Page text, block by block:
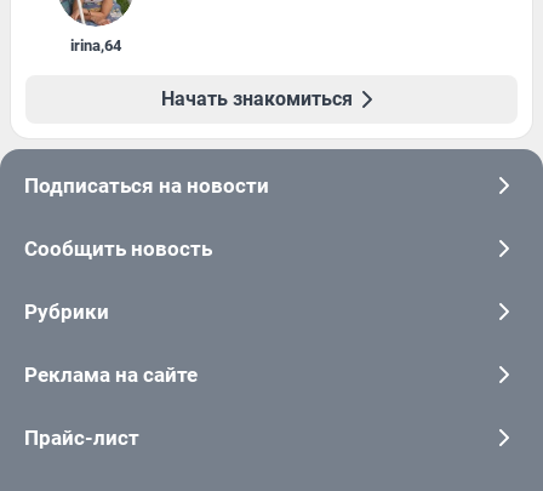
irina,64
Начать знакомиться
Подписаться на новости
Сообщить новость
Рубрики
Реклама на сайте
Прайс-лист